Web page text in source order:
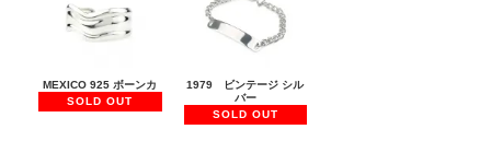
MEXICO 925 ボーンカ
SOLD OUT
1979 ビンテージ シル
バー
SOLD OUT